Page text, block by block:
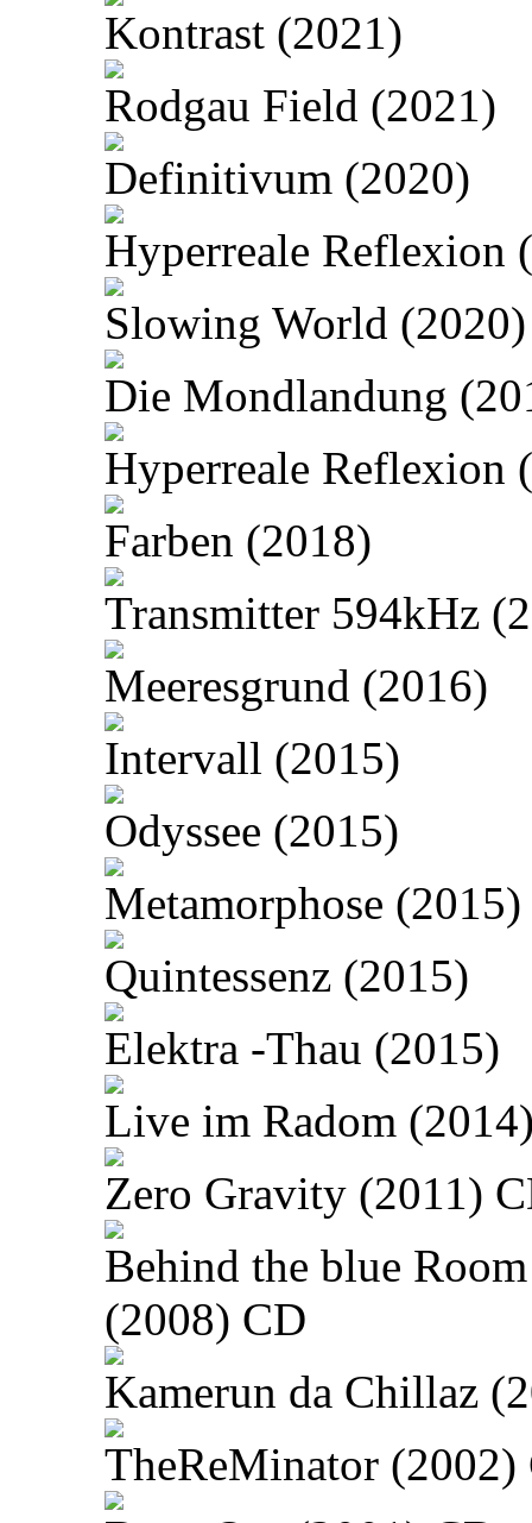
Kontrast (2021)
Rodgau Field (2021)
Definitivum (2020)
Hyperreale Reflexion
Slowing World (2020)
Die Mondlandung
Hyperreale Reflexion
Farben (2018)
Transmitter 594kHz
Meeresgrund (2016)
Intervall (2015)
Odyssee (2015)
Metamorphose (2015)
Quintessenz (2015)
Elektra -Thau (2015)
Live im Radom
Zero Gravity (2011)
Behind the blue Room
(2008) CD
Kamerun da Chillaz
TheReMinator (2002)